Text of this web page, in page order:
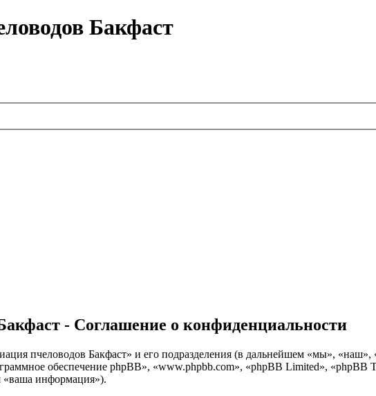
Бакфаст
- Соглашение о конфиденциальности
пчеловодов Бакфаст» и его подразделения (в дальнейшем «мы»,
обеспечение phpBB», «www.phpbb.com», «phpBB Limited»,
«ваша информация»).